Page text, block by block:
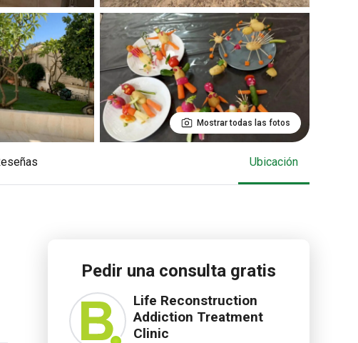
Mostrar todas las fotos
reseñas Ubicación
Pedir una consulta gratis
Life Reconstruction
Addiction Treatment
Clinic